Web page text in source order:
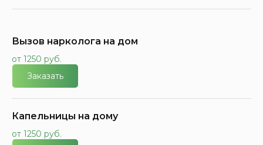
Вызов нарколога на дом
от 1250 руб.
Заказать
Капельницы на дому
от 1250 руб.